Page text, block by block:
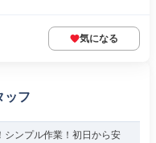
気になる
ッフ
シンプル作業！初日から安